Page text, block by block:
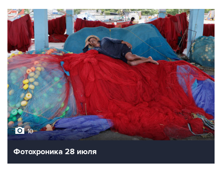
10
Фотохроника 28 июля